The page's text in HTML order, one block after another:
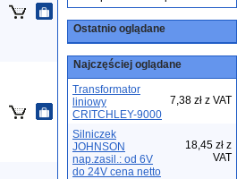
Ostatnio oglądane
Najczęściej oglądane
Transformator
liniowy
CRITCHLEY-9000
7,38 zł z VAT
Silniczek
JOHNSON
nap.zasil.: od 6V
do 24V cena netto
18,45 zł z
VAT